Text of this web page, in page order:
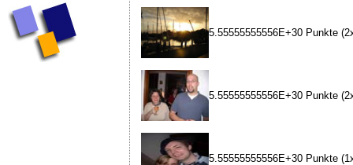
5.55555555556E+30 Punkte
5.55555555556E+30 Punkte
5.55555555556E+30 Punkte